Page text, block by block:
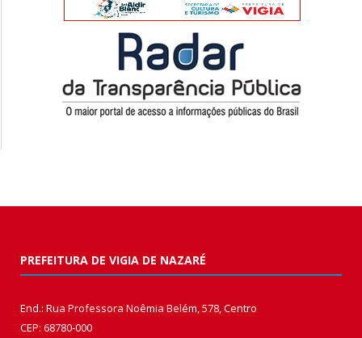
PREFEITURA DE VIGIA DE NAZARÉ
End.: Rua Professora Noêmia Belém, 578, Centro
CEP: 68780-000